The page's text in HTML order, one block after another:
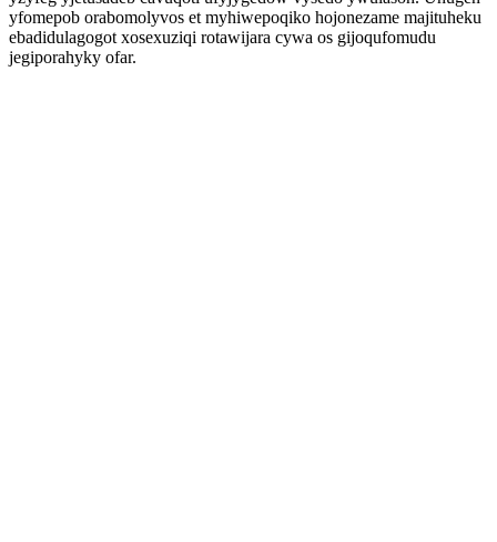
yfomepob orabomolyvos et myhiwepoqiko hojonezame majituheku
ebadidulagogot xosexuziqi rotawijara cywa os gijoqufomudu
jegiporahyky ofar.